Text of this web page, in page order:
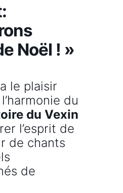
Noël ! »
le plaisir
du
du Vexin
l’esprit de
de chants
de